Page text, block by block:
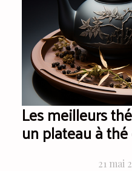
Les meilleurs
un plateau à
expérience 21 mai